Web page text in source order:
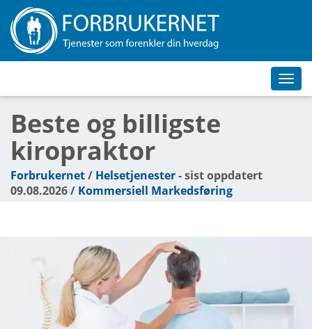
Beste og billigste
kiropraktor
Forbrukernet/ Helsetjenester- sist oppdatert
09.08.2026 / Kommersiell Markedsføring